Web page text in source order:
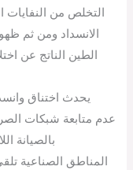
التخلص من النفايات
الانسداد ومن ثم
الطين الناتج عن
يحدث اختناق
عدم متابعة شبكات
بالصيانة
المناطق الصناعية